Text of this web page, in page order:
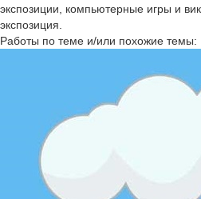
экспозиции, компьютерные игры и
экспозиция.
Работы по теме и/или похожие темы: